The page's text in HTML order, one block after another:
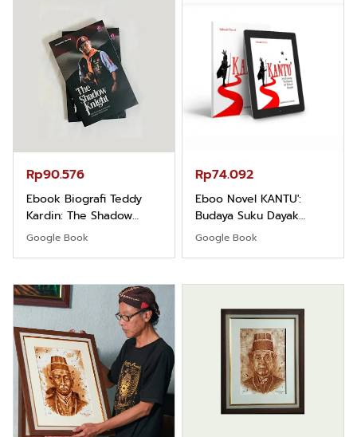
Rp90.576
Ebook Biografi Teddy
Kardin: The Shadow
Khight |
Google Book
Rp74.092
Eboo Novel KANTU':
Budaya Suku Dayak
Borneo
Google Book